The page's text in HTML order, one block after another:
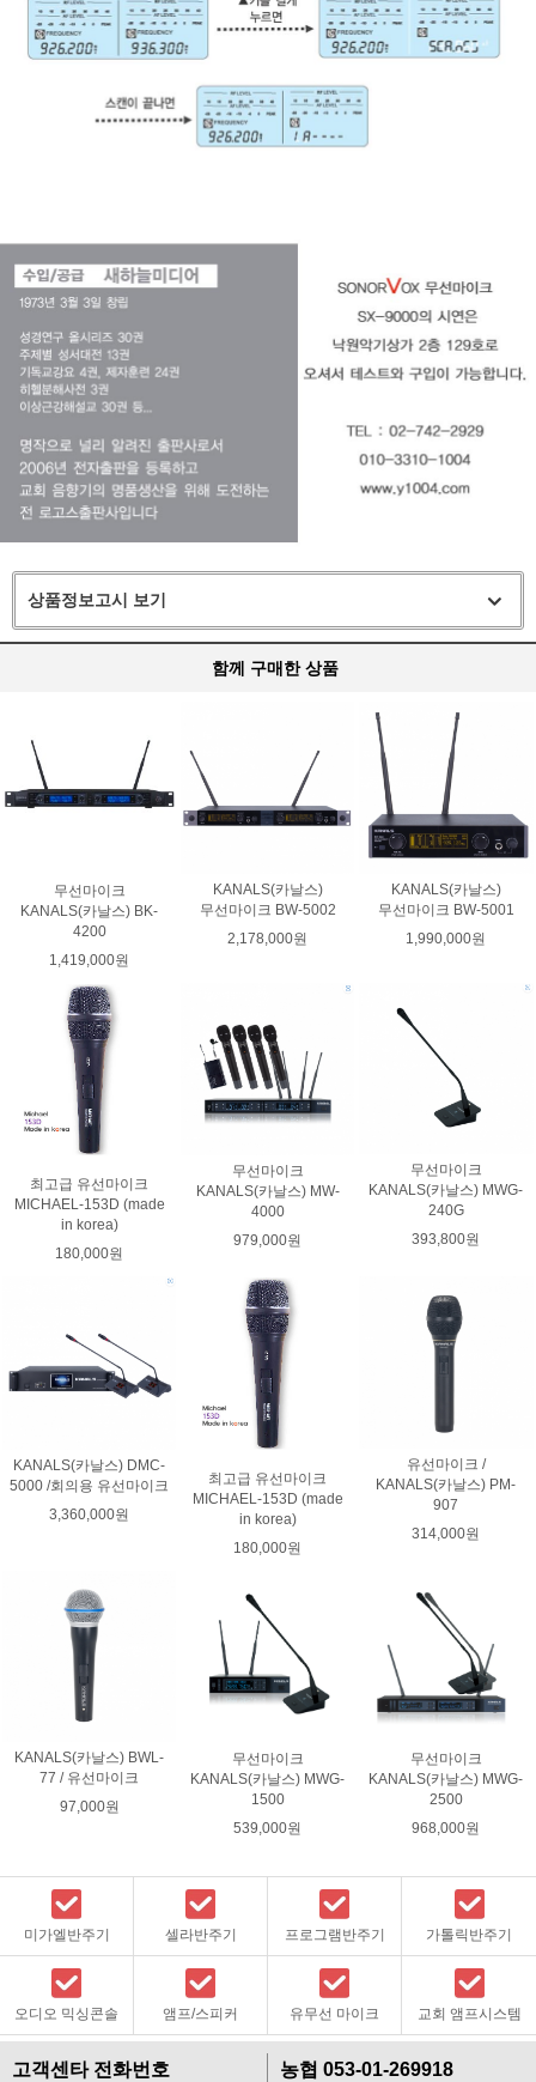
상품정보고시 보기
함께 구매한 상품
무선마이크
KANALS(카날스) BK-
4200
1,419,000원
KANALS(카날스)
무선마이크 BW-5002
2,178,000원
KANALS(카날스)
무선마이크 BW-5001
1,990,000원
최고급 유선마이크
MICHAEL-153D (made
in korea)
180,000원
무선마이크
KANALS(카날스) MW-
4000
979,000원
무선마이크
KANALS(카날스) MWG-
240G
393,800원
KANALS(카날스) DMC-
5000 /회의용 유선마이크
3,360,000원
최고급 유선마이크
MICHAEL-153D (made
in korea)
180,000원
유선마이크 /
KANALS(카날스) PM-
907
314,000원
KANALS(카날스) BWL-
77 / 유선마이크
97,000원
무선마이크
KANALS(카날스) MWG-
1500
539,000원
무선마이크
KANALS(카날스) MWG-
2500
968,000원
미가엘반주기 셀라반주기 프로그램반주기 가톨릭반주기
오디오 믹싱콘솔 앰프/스피커 유무선 마이크 교회 앰프시스템
고객센타 전화번호 농협 053-01-269918